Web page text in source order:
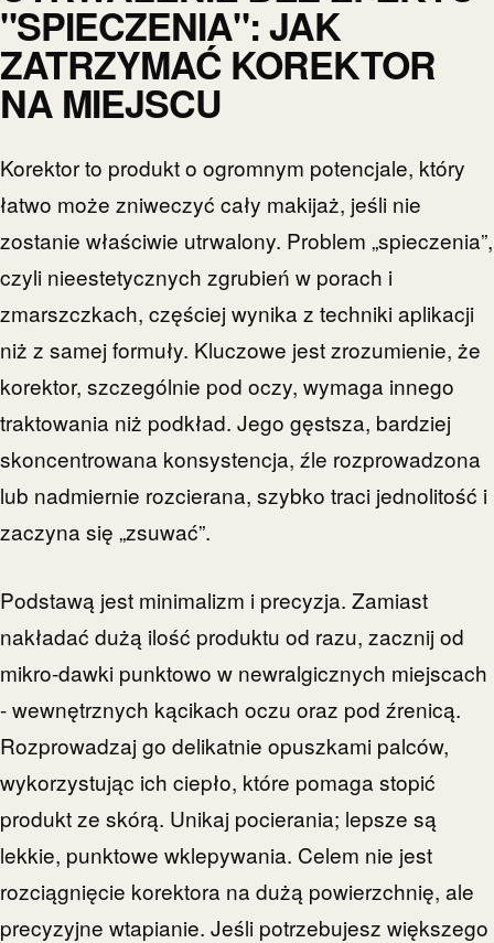
"SPIECZENIA": JAK
ZATRZYMAĆ KOREKTOR
NA MIEJSCU
Korektor to produkt o ogromnym potencjale, który
łatwo może zniweczyć cały makijaż, jeśli nie
zostanie właściwie utrwalony. Problem „spieczenia”,
czyli nieestetycznych zgrubień w porach i
zmarszczkach, częściej wynika z techniki aplikacji
niż z samej formuły. Kluczowe jest zrozumienie, że
korektor, szczególnie pod oczy, wymaga innego
traktowania niż podkład. Jego gęstsza, bardziej
skoncentrowana konsystencja, źle rozprowadzona
lub nadmiernie rozcierana, szybko traci jednolitość i
zaczyna się „zsuwać”.
Podstawą jest minimalizm i precyzja. Zamiast
nakładać dużą ilość produktu od razu, zacznij od
mikro-dawki punktowo w newralgicznych miejscach
- wewnętrznych kącikach oczu oraz pod źrenicą.
Rozprowadzaj go delikatnie opuszkami palców,
wykorzystując ich ciepło, które pomaga stopić
produkt ze skórą. Unikaj pocierania; lepsze są
lekkie, punktowe wklepywania. Celem nie jest
rozciągnięcie korektora na dużą powierzchnię, ale
precyzyjne wtapianie. Jeśli potrzebujesz większego